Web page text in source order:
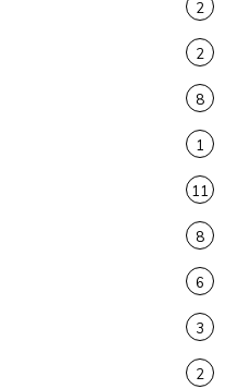
2
2
8
1
11
8
6
3
2